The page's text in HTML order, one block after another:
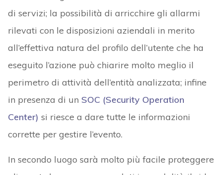
di servizi; la possibilità di arricchire gli allarmi
rilevati con le disposizioni aziendali in merito
all’effettiva natura del profilo dell’utente che ha
eseguito l’azione può chiarire molto meglio il
perimetro di attività dell’entità analizzata; infine
in presenza di un SOC (Security Operation
Center) si riesce a dare tutte le informazioni
corrette per gestire l’evento.
In secondo luogo sarà molto più facile proteggere